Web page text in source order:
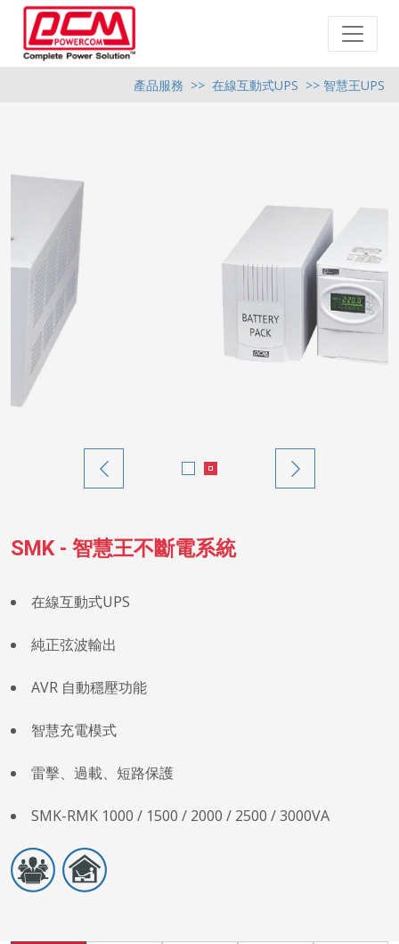
產品服務 >> 在線互動式UPS >> 智慧王UPS
SMK - 智慧王不斷電系統
在線互動式UPS
純正弦波輸出
AVR 自動穩壓功能
智慧充電模式
雷擊、過載、短路保護
SMK-RMK 1000 / 1500 / 2000 / 2500 / 3000VA